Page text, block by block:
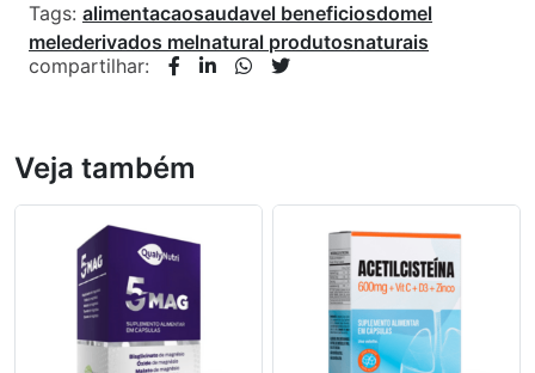
Tags: alimentacaosaudavel beneficiosdomel
melederivados melnatural produtosnaturais
compartilhar:
Veja também